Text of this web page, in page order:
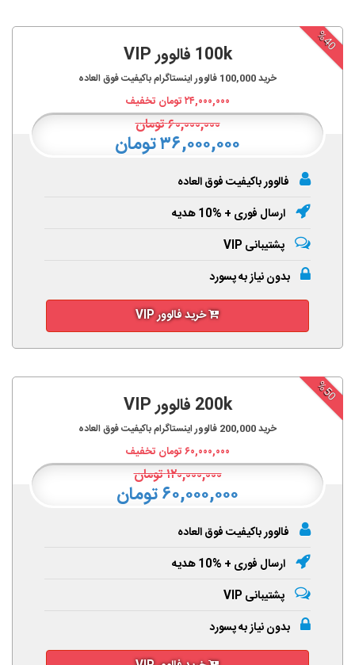
%40
100k فالوور VIP
خرید100,000 فالوور اینستاگرام باکیفیت فوق العاده
۲۴,۰۰۰,۰۰۰تومان تخفیف
۶۰,۰۰۰,۰۰۰تومان
۳۶,۰۰۰,۰۰۰ تومان
فالوور باکیفیت فوق العاده
ارسال فوری + %10 هدیه
پشتیبانی VIP
بدون نیاز به پسورد
خرید فالوور VIP
%50
200k فالوور VIP
خرید200,000 فالوور اینستاگرام باکیفیت فوق العاده
۶۰,۰۰۰,۰۰۰تومان تخفیف
۱۲۰,۰۰۰,۰۰۰تومان
۶۰,۰۰۰,۰۰۰ تومان
فالوور باکیفیت فوق العاده
ارسال فوری + %10 هدیه
پشتیبانی VIP
بدون نیاز به پسورد